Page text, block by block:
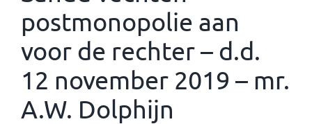
postmonopolie aan
voor de rechter – d.d.
12 november 2019 – mr.
A.W. Dolphijn